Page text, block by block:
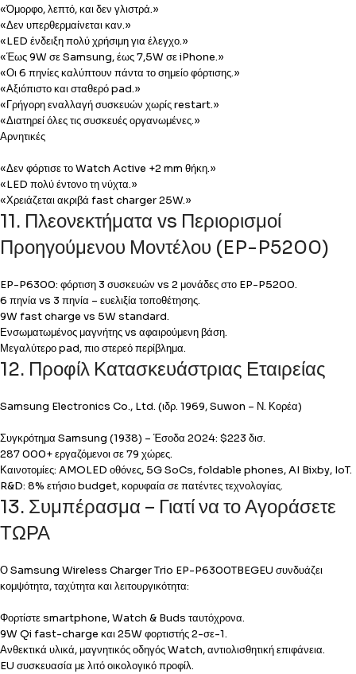
«Όμορφο, λεπτό, και δεν γλιστρά.»
«Δεν υπερθερμαίνεται καν.»
«LED ένδειξη πολύ χρήσιμη για έλεγχο.»
«Έως 9W σε Samsung, έως 7,5W σε iPhone.»
«Οι 6 πηνίες καλύπτουν πάντα το σημείο φόρτισης.»
«Αξιόπιστο και σταθερό pad.»
«Γρήγορη εναλλαγή συσκευών χωρίς restart.»
«Διατηρεί όλες τις συσκευές οργανωμένες.»
Αρνητικές
«Δεν φόρτισε το Watch Active +2 mm θήκη.»
«LED πολύ έντονο τη νύχτα.»
«Χρειάζεται ακριβά fast charger 25W.»
11. Πλεονεκτήματα vs Περιορισμοί
Προηγούμενου Μοντέλου (EP-P5200)
EP-P6300: φόρτιση 3 συσκευών vs 2 μονάδες στο EP-P5200.
6 πηνία vs 3 πηνία – ευελιξία τοποθέτησης.
9W fast charge vs 5W standard.
Ενσωματωμένος μαγνήτης vs αφαιρούμενη βάση.
Μεγαλύτερο pad, πιο στερεό περίβλημα.
12. Προφίλ Κατασκευάστριας Εταιρείας
Samsung Electronics Co., Ltd. (ιδρ. 1969, Suwon – Ν. Κορέα)
Συγκρότημα Samsung (1938) – Έσοδα 2024: $223 δισ.
287 000+ εργαζόμενοι σε 79 χώρες.
Καινοτομίες: AMOLED οθόνες, 5G SoCs, foldable phones, AI Bixby, IoT.
R&D: 8% ετήσιο budget, κορυφαία σε πατέντες τεχνολογίας.
13. Συμπέρασμα – Γιατί να το Αγοράσετε
ΤΩΡΑ
Ο Samsung Wireless Charger Trio EP-P6300TBEGEU συνδυάζει
κομψότητα, ταχύτητα και λειτουργικότητα:
Φορτίστε smartphone, Watch & Buds ταυτόχρονα.
9W Qi fast-charge και 25W φορτιστής 2-σε-1.
Ανθεκτικά υλικά, μαγνητικός οδηγός Watch, αντιολισθητική επιφάνεια.
EU συσκευασία με λιτό οικολογικό προφίλ.